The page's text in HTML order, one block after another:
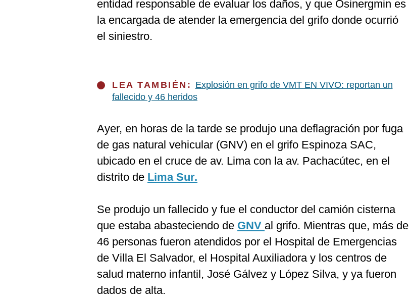
entidad responsable de evaluar los daños, y que Osinergmin es
la encargada de atender la emergencia del grifo donde ocurrió
el siniestro.
LEA TAMBIÉN: Explosión en grifo de VMT EN VIVO: reportan un
fallecido y 46 heridos
Ayer, en horas de la tarde se produjo una deflagración por fuga
de gas natural vehicular (GNV) en el grifo Espinoza SAC,
ubicado en el cruce de av. Lima con la av. Pachacútec, en el
distrito de Lima Sur.
Se produjo un fallecido y fue el conductor del camión cisterna
que estaba abasteciendo de GNV al grifo. Mientras que, más de
46 personas fueron atendidos por el Hospital de Emergencias
de Villa El Salvador, el Hospital Auxiliadora y los centros de
salud materno infantil, José Gálvez y López Silva, y ya fueron
dados de alta.